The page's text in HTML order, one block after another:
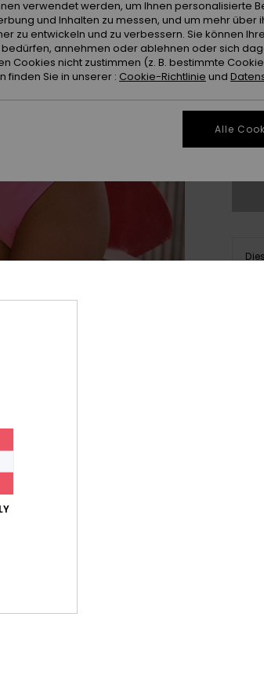
verwendet werden, um Ihnen personalisierte
und Inhalten zu messen, und um mehr über
zu entwickeln und zu verbessern. Sie können
bedürfen, annehmen oder ablehnen oder sich
Cookies nicht zustimmen (z. B. bestimmte
finden Sie in unserer : Cookie-Richtlinie und
Alle